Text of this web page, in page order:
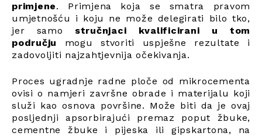
primjene. Primjena koja se smatra pravom
umjetnošću i koju ne može delegirati bilo tko,
jer samo stručnjaci kvalificirani u tom
području
mogu stvoriti uspješne rezultate i
zadovoljiti najzahtjevnija očekivanja.
Proces ugradnje radne ploče od mikrocementa
ovisi o namjeri završne obrade i materijalu koji
služi kao osnova površine. Može biti da je ovaj
posljednji apsorbirajući premaz poput žbuke,
cementne žbuke i pijeska ili gipskartona, na